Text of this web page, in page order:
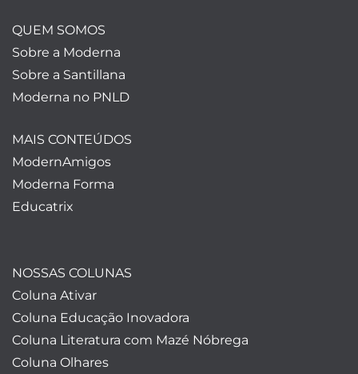
QUEM SOMOS
Sobre a Moderna
Sobre a Santillana
Moderna no PNLD
MAIS CONTEÚDOS
ModernAmigos
Moderna Forma
Educatrix
NOSSAS COLUNAS
Coluna Ativar
Coluna Educação Inovadora
Coluna Literatura com Mazé Nóbrega
Coluna Olhares